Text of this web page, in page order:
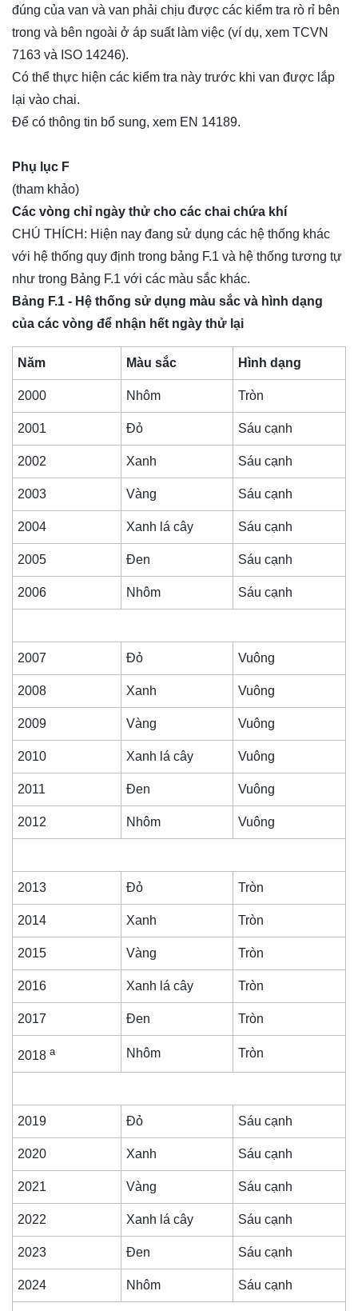
đúng của van và van phải chịu được các kiểm tra rò rỉ bên
trong và bên ngoài ở áp suất làm việc (ví dụ, xem TCVN
7163 và ISO 14246).
Có thể thực hiện các kiểm tra này trước khi van được lắp
lại vào chai.
Để có thông tin bổ sung, xem EN 14189.
Phụ lục F
(tham khảo)
Các vòng chỉ ngày thử cho các chai chứa khí
CHÚ THÍCH: Hiện nay đang sử dụng các hệ thống khác
với hệ thống quy định trong bảng F.1 và hệ thống tương tự
như trong Bảng F.1 với các màu sắc khác.
Bảng F.1 - Hệ thống sử dụng màu sắc và hình dạng
của các vòng để nhận hết ngày thử lại
Năm Màu sắc Hình dạng
2000 Nhôm Tròn
2001 Đỏ Sáu cạnh
2002 Xanh Sáu cạnh
2003 Vàng Sáu cạnh
2004 Xanh lá cây Sáu cạnh
2005 Đen Sáu cạnh
2006 Nhôm Sáu cạnh
2007 Đỏ Vuông
2008 Xanh Vuông
2009 Vàng Vuông
2010 Xanh lá cây Vuông
2011 Đen Vuông
2012 Nhôm Vuông
2013 Đỏ Tròn
2014 Xanh Tròn
2015 Vàng Tròn
2016 Xanh lá cây Tròn
2017 Đen Tròn
2018 a Nhôm Tròn
2019 Đỏ Sáu cạnh
2020 Xanh Sáu cạnh
2021 Vàng Sáu cạnh
2022 Xanh lá cây Sáu cạnh
2023 Đen Sáu cạnh
2024 Nhôm Sáu cạnh